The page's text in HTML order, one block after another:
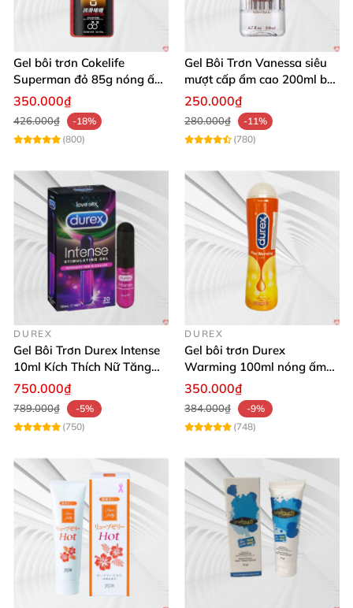
Gel bôi trơn Cokelife
Superman đỏ 85g nóng ấm
tăng khoái cảm giảm đau
350.000₫
426.000₫
-18%
(800)
Gel Bôi Trơn Vanessa siêu
mượt cấp ẩm cao 200ml bôi
trơn & mát xa cơ thể
250.000₫
280.000₫
-11%
(780)
DUREX
Gel Bôi Trơn Durex Intense
10ml Kích Thích Nữ Tăng
Khoái Cảm
750.000₫
789.000₫
-5%
(750)
DUREX
Gel bôi trơn Durex
Warming 100ml nóng ấm
kích thích quan hệ
350.000₫
384.000₫
-9%
(748)